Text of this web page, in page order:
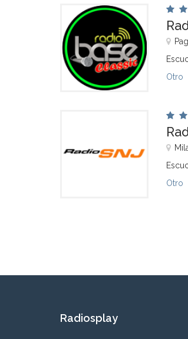
Otro
Otro
Radiosplay